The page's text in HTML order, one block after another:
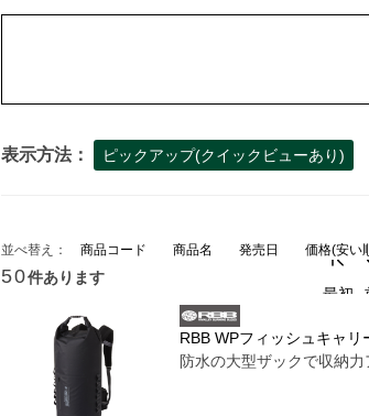
表示方法： ピックアップ(クイックビューあり)
並べ替え： 商品コード 商品名 発売日 価格(安い
50件あります
最初
RBB WPフィッシュキャリ
防水の大型ザックで収納力